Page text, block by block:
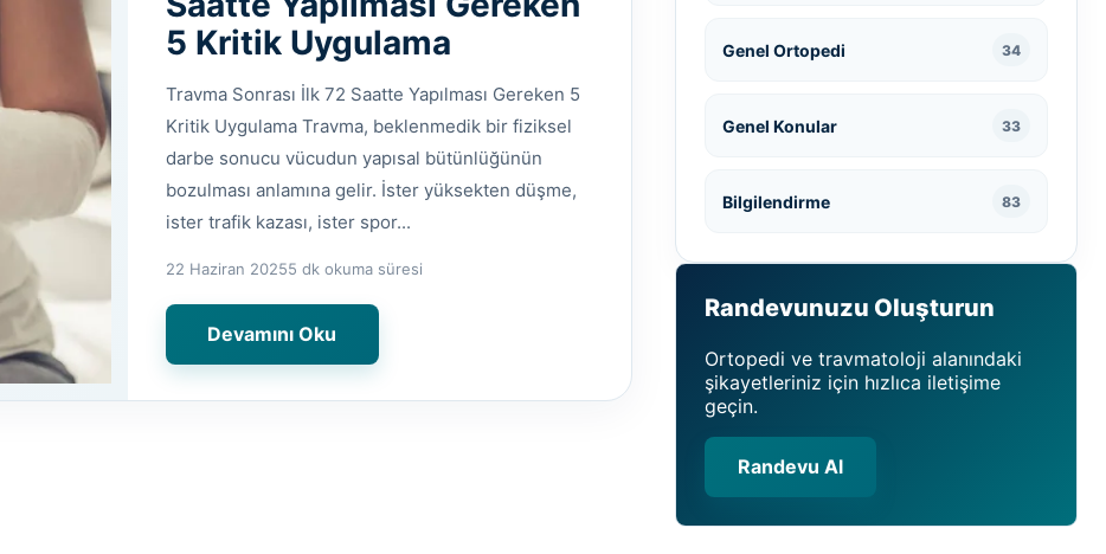
5 Kritik Uygulama
Travma Sonrası İlk 72 Saatte Yapılması Gereken 5
Kritik Uygulama Travma, beklenmedik bir fiziksel
darbe sonucu vücudun yapısal bütünlüğünün
bozulması anlamına gelir. İster yüksekten düşme,
ister trafik kazası, ister spor...
22 Haziran 20255 dk okuma süresi
Devamını Oku
Genel Ortopedi 34
Genel Konular 33
Bilgilendirme 83
Randevunuzu Oluşturun
Ortopedi ve travmatoloji alanındaki
şikayetleriniz için hızlıca iletişime
geçin.
Randevu Al